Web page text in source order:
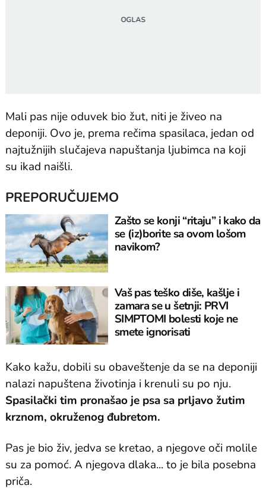
Mali pas nije oduvek bio žut, niti je živeo na
deponiji. Ovo je, prema rečima spasilaca, jedan od
najtužnijih slučajeva napuštanja ljubimca na koji
su ikad naišli.
PREPORUČUJEMO
Zašto se konji “ritaju” i kako da
se (iz)borite sa ovom lošom
navikom?
Vaš pas teško diše, kašlje i
zamara se u šetnji: PRVI
SIMPTOMI bolesti koje ne
smete ignorisati
Kako kažu, dobili su obaveštenje da se na deponiji
nalazi napuštena životinja i krenuli su po nju.
Spasilački tim pronašao je psa sa prljavo žutim
krznom, okruženog đubretom.
Pas je bio živ, jedva se kretao, a njegove oči molile
su za pomoć. A njegova dlaka... to je bila posebna
priča.